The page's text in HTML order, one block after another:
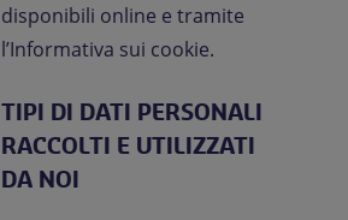
disponibili online e tramite
l’Informativa sui cookie.
TIPI DI DATI PERSONALI
RACCOLTI E UTILIZZATI
DA NOI